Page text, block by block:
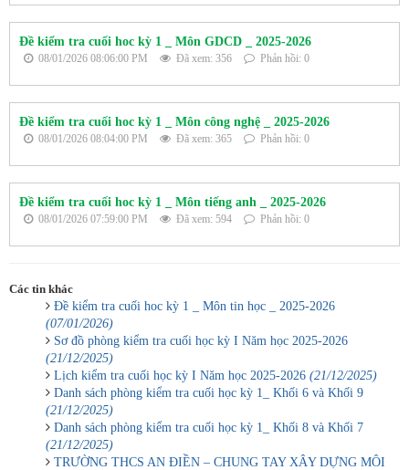
Đề kiểm tra cuối hoc kỳ 1 _ Môn GDCD _ 2025-2026
08/01/2026 08:06:00 PM Đã xem: 356 Phản hồi: 0
Đề kiểm tra cuối hoc kỳ 1 _ Môn công nghệ _ 2025-2026
08/01/2026 08:04:00 PM Đã xem: 365 Phản hồi: 0
Đề kiểm tra cuối hoc kỳ 1 _ Môn tiếng anh _ 2025-2026
08/01/2026 07:59:00 PM Đã xem: 594 Phản hồi: 0
Các tin khác
Đề kiểm tra cuối hoc kỳ 1 _ Môn tin học _ 2025-2026
(07/01/2026)
Sơ đồ phòng kiểm tra cuối học kỳ I Năm học 2025-2026
(21/12/2025)
Lịch kiểm tra cuối học kỳ I Năm học 2025-2026 (21/12/2025)
Danh sách phòng kiểm tra cuối học kỳ 1_ Khối 6 và Khối 9
(21/12/2025)
Danh sách phòng kiểm tra cuối học kỳ 1_ Khối 8 và Khối 7
(21/12/2025)
TRƯỜNG THCS AN ĐIỀN – CHUNG TAY XÂY DỰNG MÔI